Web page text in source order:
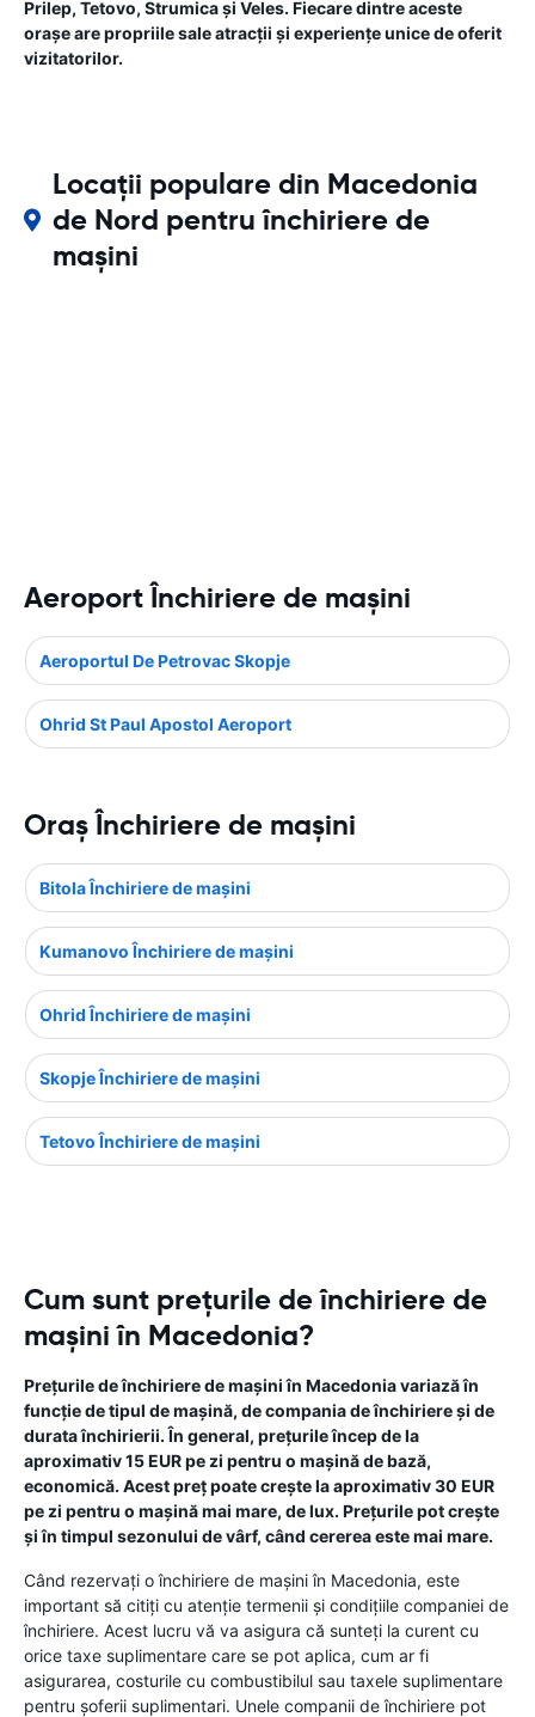
Prilep, Tetovo, Strumica și Veles. Fiecare dintre aceste
orașe are propriile sale atracții și experiențe unice de oferit
vizitatorilor.
Locații populare din Macedonia
de Nord pentru închiriere de
mașini
Aeroport Închiriere de maşini
Aeroportul De Petrovac Skopje
Ohrid St Paul Apostol Aeroport
Oraş Închiriere de maşini
Bitola Închiriere de maşini
Kumanovo Închiriere de maşini
Ohrid Închiriere de maşini
Skopje Închiriere de maşini
Tetovo Închiriere de maşini
Cum sunt prețurile de închiriere de
mașini în Macedonia?
Prețurile de închiriere de mașini în Macedonia variază în
funcție de tipul de mașină, de compania de închiriere și de
durata închirierii. În general, prețurile încep de la
aproximativ 15 EUR pe zi pentru o mașină de bază,
economică. Acest preț poate crește la aproximativ 30 EUR
pe zi pentru o mașină mai mare, de lux. Prețurile pot crește
și în timpul sezonului de vârf, când cererea este mai mare.
Când rezervați o închiriere de mașini în Macedonia, este
important să citiți cu atenție termenii și condițiile companiei de
închiriere. Acest lucru vă va asigura că sunteți la curent cu
orice taxe suplimentare care se pot aplica, cum ar fi
asigurarea, costurile cu combustibilul sau taxele suplimentare
pentru șoferii suplimentari. Unele companii de închiriere pot